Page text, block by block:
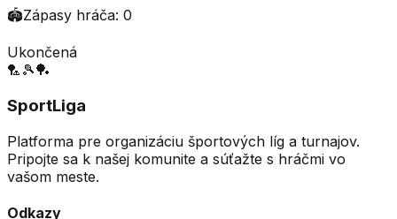
🏟️Zápasy hráča: 0
Ukončená
🏸 🎾🏓
SportLiga
Platforma pre organizáciu športových líg a turnajov.
Pripojte sa k našej komunite a súťažte s hráčmi vo
vašom meste.
Odkazy